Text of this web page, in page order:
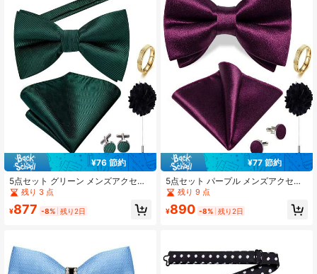
¥76 節約
5点セット グリーン メンズアクセサ
リー、蝶ネクタイ ポケットチーフ カ
フスボタン ブローチ 取り外し可能な
リング、ランダムなカフスボタンパ
残り 3 点
¥877 -8% 残り2日
¥77 節約
5点セット パープル メンズアクセサ
リーセット、蝶ネクタイ ポケットチ
ーフ カフスボタン ブローチ 取り外
し可能なリング、ランダムなカフス
残り 9 点
¥890 -8% 残り2日